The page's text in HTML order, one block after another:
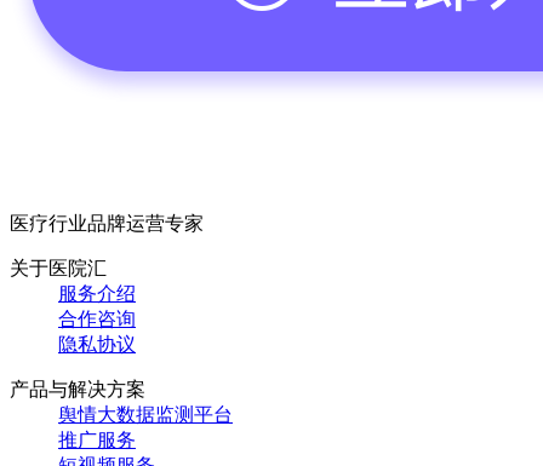
医疗行业品牌运营专家
关于医院汇
服务介绍
合作咨询
隐私协议
产品与解决方案
舆情大数据监测平台
推广服务